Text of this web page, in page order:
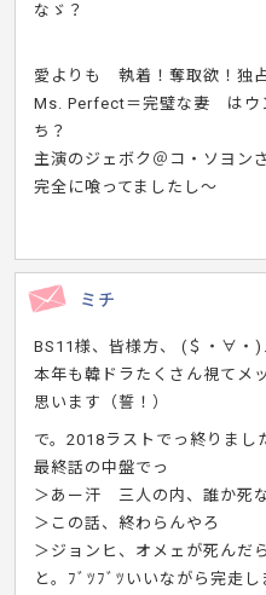
なゞ？
愛よりも 執着！奪取欲！独
Ms. Perfect＝完璧な妻 はウ
ち？
主演のジェボク＠コ・ソヨン
完全に喰ってましたし～
ミチ
BS11様、皆様方、 (＄・∀
本年も韓ドラたくさん視てメ
思います（誓！）
で。2018ラストでっ終りまし
最終話の中盤でっ
＞あー汗 三人の内、誰か死
＞この話、終わらんやろ
＞ジョンヒ、オメェが死んだ
と。ﾌﾞﾂﾌﾞﾂいいながら完走し